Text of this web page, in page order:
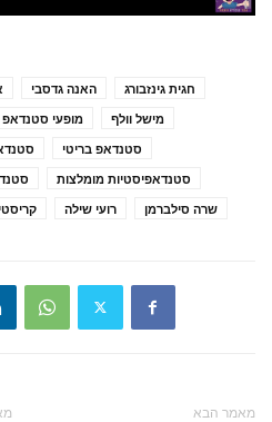
האנה גדסבי
חגית גינזבורג
מופעי סטנדאפ
מישל וולף
סטנדאפ בריטי
סטנדאפיסטיות מומלצות
רועי שילה שרה סילברמן
מאמר הבא